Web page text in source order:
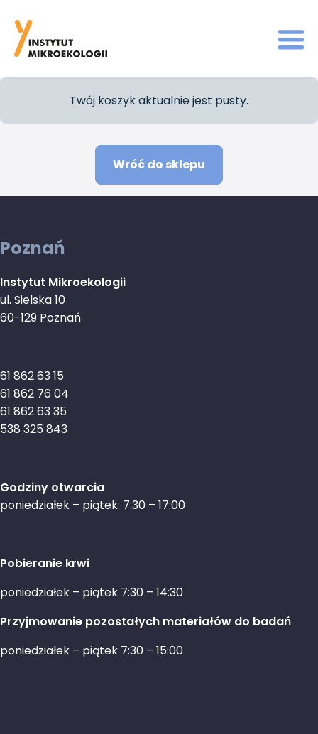
Twój koszyk aktualnie jest pusty.
Wróć do sklepu
Poznań
Instytut Mikroekologii
ul. Sielska 10
60-129 Poznań
61 862 63 15
61 862 76 04
61 862 63 35
538 325 843
Godziny otwarcia
poniedziałek – piątek: 7:30 – 17:00
Pobieranie krwi
poniedziałek – piątek 7:30 – 14:30
Przyjmowanie pozostałych materiałów do badań
poniedziałek – piątek 7:30 – 15:00